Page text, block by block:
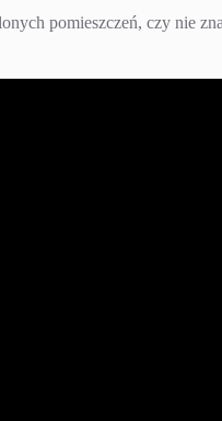
pomieszczeń, czy nie